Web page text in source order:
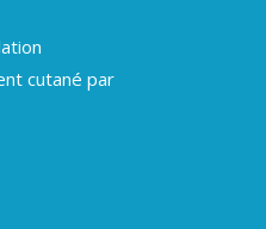
cutané par